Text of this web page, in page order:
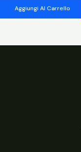
Aggiungi Al Carrello